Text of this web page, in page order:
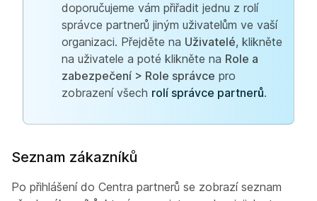
doporučujeme vám přiřadit jednu z rolí
správce partnerů jiným uživatelům ve vaší
organizaci. Přejděte na Uživatelé, klikněte
na uživatele a poté klikněte na Role a
zabezpečení > Role správce pro
zobrazení všech rolí správce partnerů.
Seznam zákazníků
Po přihlášení do Centra partnerů se zobrazí seznam